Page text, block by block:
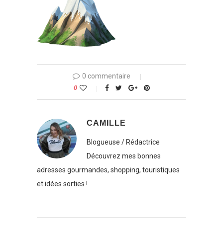
0 commentaire
0
CAMILLE
Blogueuse / Rédactrice
Découvrez mes bonnes
adresses gourmandes, shopping, touristiques
et idées sorties !